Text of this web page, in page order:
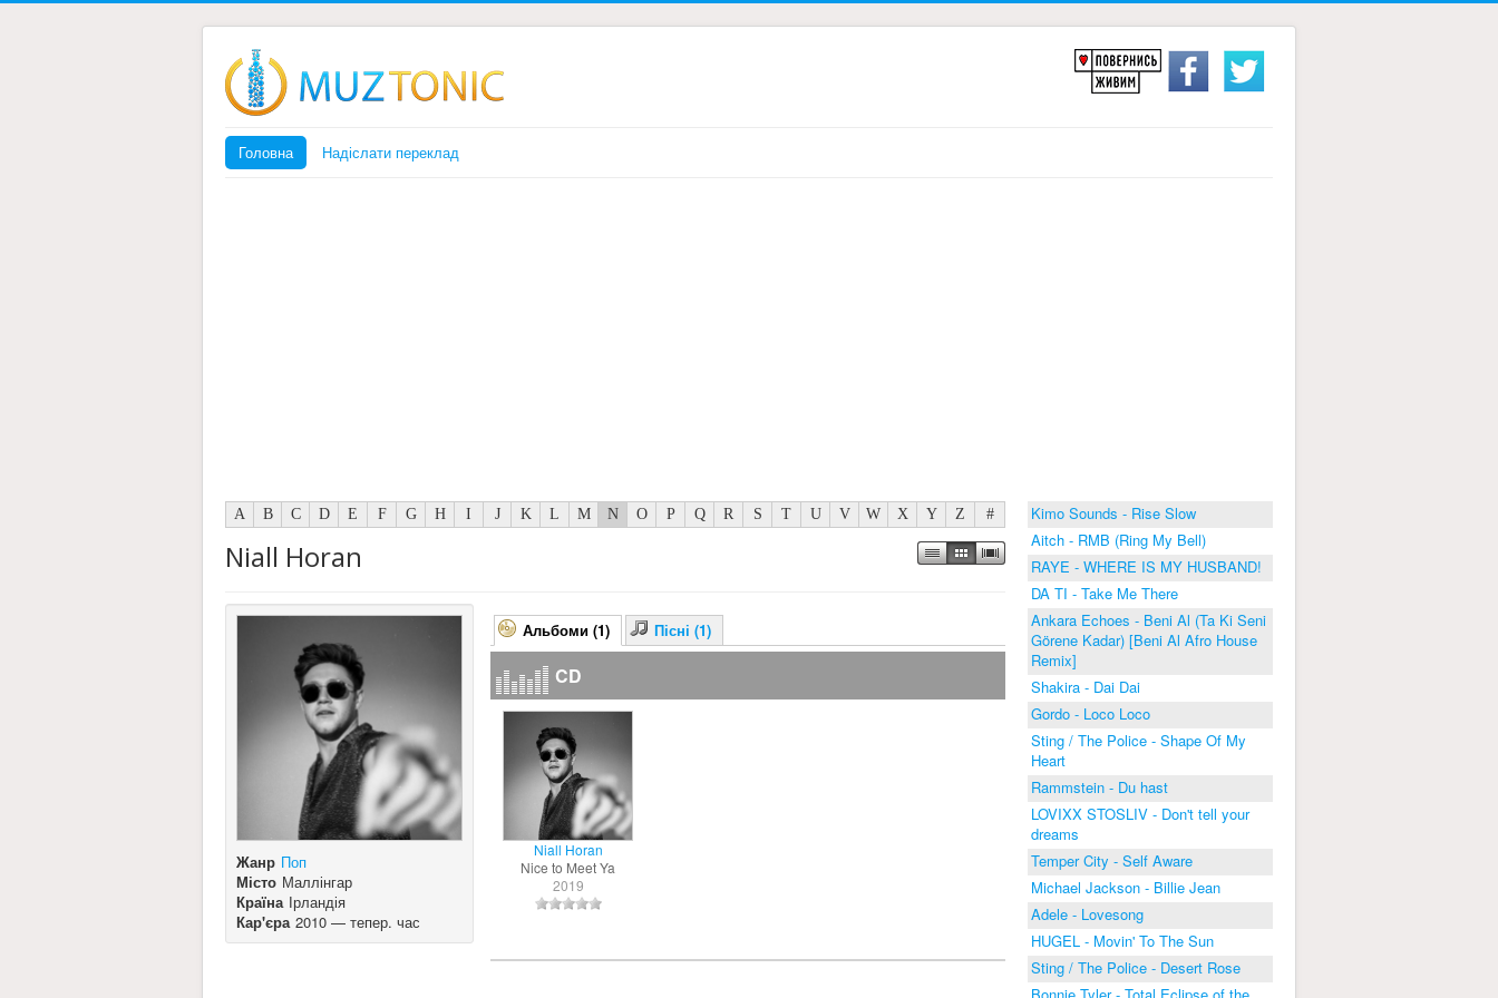
Головна Надіслати переклад
A B C D E F G H I J K L M N O P Q R S T U V W X Y Z #
Niall Horan
Жанр Поп
Місто Маллінгар
Країна Ірландія
Кар'єра 2010 — тепер. час
Альбоми (1) Пісні (1)
CD
Niall Horan
Nice to Meet Ya
2019
Kimo Sounds - Rise Slow
Aitch - RMB (Ring My Bell)
RAYE - WHERE IS MY HUSBAND!
DA TI - Take Me There
Ankara Echoes - Beni Al (Ta Ki Seni
Görene Kadar) [Beni Al Afro House
Remix]
Shakira - Dai Dai
Gordo - Loco Loco
Sting / The Police - Shape Of My
Heart
Rammstein - Du hast
LOVIXX STOSLIV - Don't tell your
dreams
Temper City - Self Aware
Michael Jackson - Billie Jean
Adele - Lovesong
HUGEL - Movin' To The Sun
Sting / The Police - Desert Rose